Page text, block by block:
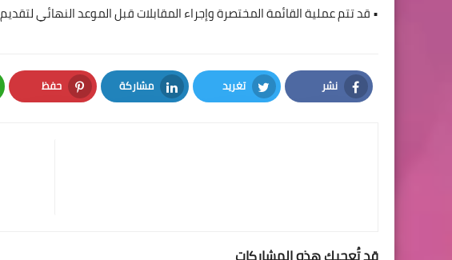
• قد تتم عملية القائمة المختصرة وإجراء المقابلات قبل الموعد النهائي
نشر
Facebook
تغريد
Twitter
مشاركة
LinkedIn
حفظ
Pinterest